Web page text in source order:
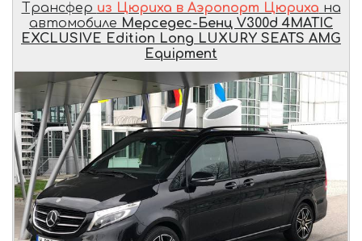
Трансфер из Цюриха в Аэропорт Цюриха на
автомобиле Мерседес-Бенц V300d 4MATIC
EXCLUSIVE Edition Long LUXURY SEATS AMG
Equipment